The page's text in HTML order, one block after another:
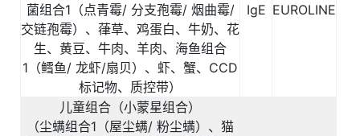
菌组合1 （点青霉/ 分支孢霉/ 烟曲霉/
交链孢霉）、葎草、鸡蛋白、牛奶、花
生、黄豆、牛肉、羊肉、海鱼组合
1 （鳕鱼/ 龙虾/扇贝）、虾、蟹、 CCD
标记物、质控带）
IgE EUROLINE
儿童组合（小蒙星组合）
（尘螨组合1 （屋尘螨/ 粉尘螨）、猫